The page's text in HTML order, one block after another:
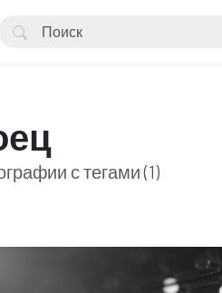
с тегами (1)